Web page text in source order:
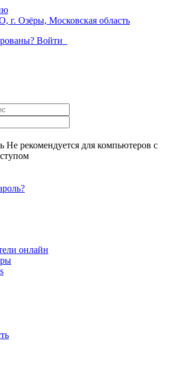
Озёры, Московская область
Войти
Не рекомендуется для компьютеров с
онлайн